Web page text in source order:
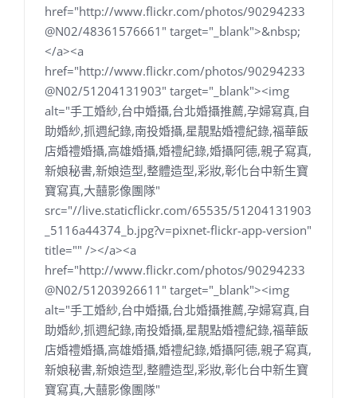
href="http://www.flickr.com/photos/90294233
@N02/48361576661" target="_blank">&nbsp;
</a><a
href="http://www.flickr.com/photos/90294233
@N02/51204131903" target="_blank"><img
alt="手工婚紗,台中婚攝,台北婚攝推薦,孕婦寫真,自
助婚紗,抓週紀錄,南投婚攝,星靚點婚禮紀錄,福華飯
店婚禮婚攝,高雄婚攝,婚禮紀錄,婚攝阿德,親子寫真,
新娘秘書,新娘造型,整體造型,彩妝,彰化台中新生寶
寶寫真,大囍影像團隊"
src="//live.staticflickr.com/65535/51204131903
_5116a44374_b.jpg?v=pixnet-flickr-app-version"
title="" /></a><a
href="http://www.flickr.com/photos/90294233
@N02/51203926611" target="_blank"><img
alt="手工婚紗,台中婚攝,台北婚攝推薦,孕婦寫真,自
助婚紗,抓週紀錄,南投婚攝,星靚點婚禮紀錄,福華飯
店婚禮婚攝,高雄婚攝,婚禮紀錄,婚攝阿德,親子寫真,
新娘秘書,新娘造型,整體造型,彩妝,彰化台中新生寶
寶寫真,大囍影像團隊"